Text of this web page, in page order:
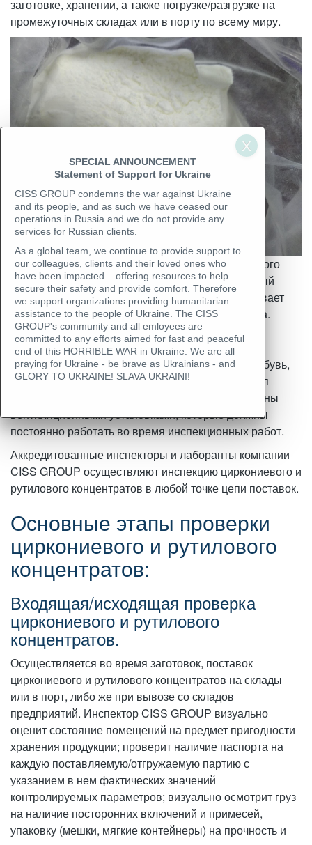
заготовке, хранении, а также погрузке/разгрузке на
промежуточных складах или в порту по всему миру.
Особенность инспекции циркониевого и рутилового
концентратов заключается в том, что циркониевый
концентрат пожаро- и взрывобезопасен и оказывает
общетоксическое действие на организм человека.
Инспекционные работы необходимо проводить,
используя в средства индивидуальной защиты
(респиратор, защитные очки, спецодежда, спецобувь,
рукавицы, средства защиты рук). Помещения для
хранения данного груза должны быть оборудованы
вентиляционными установками, которые должны
постоянно работать во время инспекционных работ.
Аккредитованные инспекторы и лаборанты компании
CISS GROUP осуществляют инспекцию циркониевого и
рутилового концентратов в любой точке цепи поставок.
Основные этапы проверки
циркониевого и рутилового
концентратов:
Входящая/исходящая проверка
циркониевого и рутилового
концентратов.
Осуществляется во время заготовок, поставок
циркониевого и рутилового концентратов на склады
или в порт, либо же при вывозе со складов
предприятий. Инспектор CISS GROUP визуально
оценит состояние помещений на предмет пригодности
хранения продукции; проверит наличие паспорта на
каждую поставляемую/отгружаемую партию с
указанием в нем фактических значений
контролируемых параметров; визуально осмотрит груз
на наличие посторонних включений и примесей,
упаковку (мешки, мягкие контейнеры) на прочность и
SPECIAL ANNOUNCEMENT
Statement of Support for Ukraine
CISS GROUP condemns the war against Ukraine
and its people, and as such we have ceased our
operations in Russia and we do not provide any
services for Russian clients.
As a global team, we continue to provide support to
our colleagues, clients and their loved ones who
have been impacted – offering resources to help
secure their safety and provide comfort. Therefore
we support organizations providing humanitarian
assistance to the people of Ukraine. The CISS
GROUP's community and all emloyees are
committed to any efforts aimed for fast and peaceful
end of this HORRIBLE WAR in Ukraine. We are all
praying for Ukraine - be brave as Ukrainians - and
GLORY TO UKRAINE! SLAVA UKRAINI!